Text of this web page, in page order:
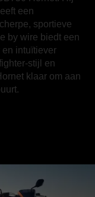
een
sportieve
by wire biedt een
intuïtiever
stijl en
klaar om aan